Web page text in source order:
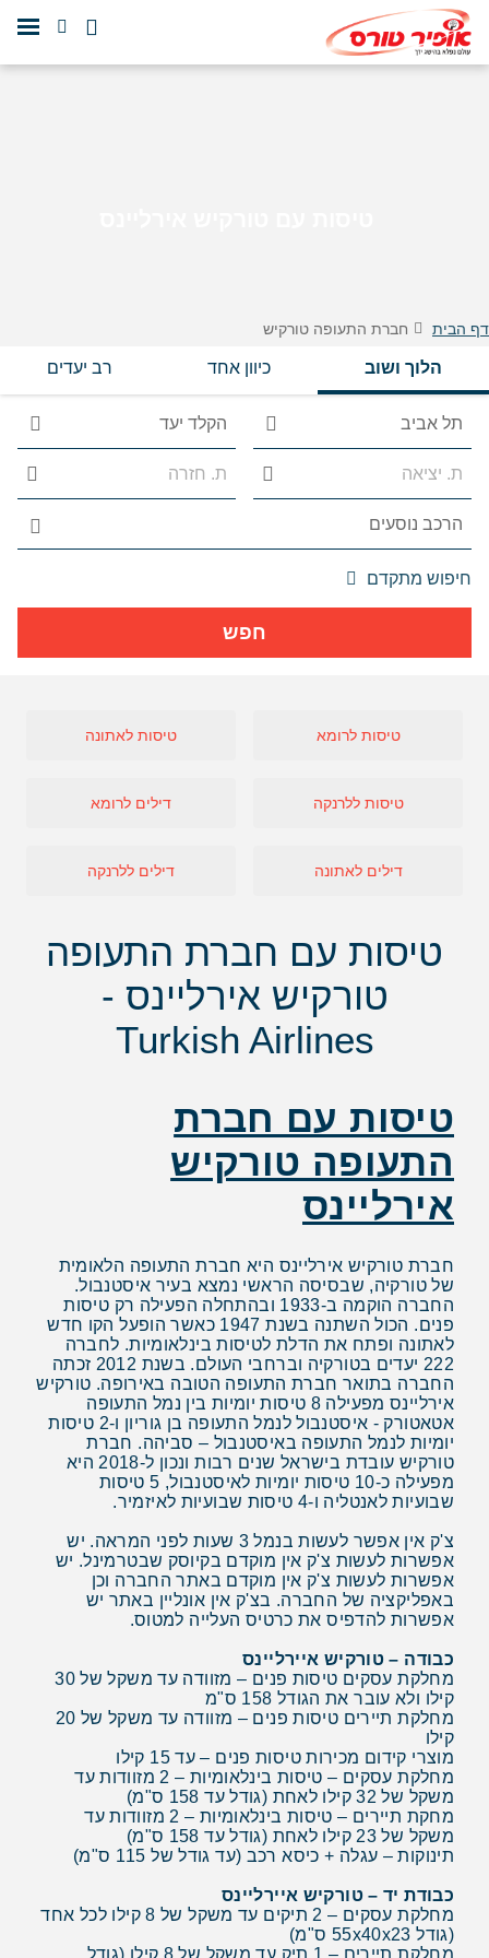
דף הבית חברת התעופה טורקיש
הלוך ושוב כיוון אחד רב יעדים
חפש
חיפוש מתקדם
אפשרויות
הנוספות
טיסות לרומא טיסות לאתונה
טיסות ללרנקה דילים לרומא
דילים לאתונה דילים ללרנקה
טיסות עם חברת התעופה
טורקיש אירליינס -
Turkish Airlines
טיסות עם חברת
התעופה טורקיש
אירליינס
חברת טורקיש אירליינס היא חברת התעופה הלאומית
של טורקיה, שבסיסה הראשי נמצא בעיר איסטנבול.
החברה הוקמה ב-1933 ובהתחלה הפעילה רק טיסות
פנים. הכול השתנה בשנת 1947 כאשר הופעל הקו חדש
לאתונה ופתח את הדלת לטיסות בינלאומיות. לחברה
222 יעדים בטורקיה וברחבי העולם. בשנת 2012 זכתה
החברה בתואר חברת התעופה הטובה באירופה. טורקיש
אירליינס מפעילה 8 טיסות יומיות בין נמל התעופה
אטאטורק - איסטנבול לנמל התעופה בן גוריון ו-2 טיסות
יומיות לנמל התעופה באיסטנבול – סביהה. חברת
טורקיש עובדת בישראל שנים רבות ונכון ל-2018 היא
מפעילה כ-10 טיסות יומיות לאיסטנבול, 5 טיסות
שבועיות לאנטליה ו-4 טיסות שבועיות לאיזמיר.
צ'ק אין אפשר לעשות בנמל 3 שעות לפני המראה. יש
אפשרות לעשות צ'ק אין מוקדם בקיוסק שבטרמינל. יש
אפשרות לעשות צ'ק אין מוקדם באתר החברה וכן
באפליקציה של החברה. בצ'ק אין אונליין באתר יש
אפשרות להדפיס את כרטיס העלייה למטוס.
כבודה – טורקיש איירליינס
מחלקת עסקים טיסות פנים – מזוודה עד משקל של 30
קילו ולא עובר את הגודל 158 ס"מ
מחלקת תיירים טיסות פנים – מזוודה עד משקל של 20
קילו
מוצרי קידום מכירות טיסות פנים – עד 15 קילו
מחלקת עסקים – טיסות בינלאומיות – 2 מזוודות עד
משקל של 32 קילו לאחת (גודל עד 158 ס"מ)
מחקת תיירים – טיסות בינלאומיות – 2 מזוודות עד
משקל של 23 קילו לאחת (גודל עד 158 ס"מ)
תינוקות – עגלה + כיסא רכב (עד גודל של 115 ס"מ)
כבודת יד – טורקיש איירליינס
מחלקת עסקים – 2 תיקים עד משקל של 8 קילו לכל אחד
(גודל 55x40x23 ס"מ)
מחלקת תיירים – 1 תיק עד משקל של 8 קילו (גודל